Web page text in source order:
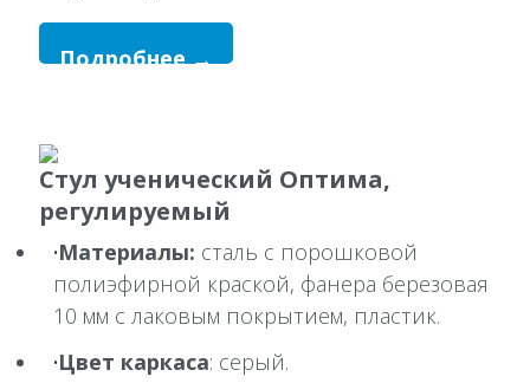
Подробнее →
Стул ученический Оптима,
регулируемый
Материалы: сталь с порошковой
полиэфирной краской, фанера березовая
10 мм с лаковым покрытием, пластик.
Цвет каркаса: серый.